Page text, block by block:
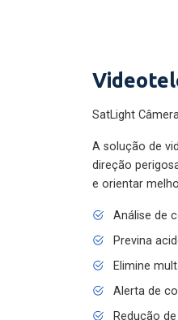
SatLight
A solução de
direção
e orientar
Análise de
Previna
Elimine
Alerta de
Redução